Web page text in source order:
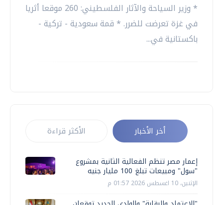
* وزير السياحة والآثار الفلسطيني: 260 موقعا أثريا
في غزة تعرضت للضرر. * قمة سعودية - تركية -
باكستانية في...
أخر الأخبار الأكثر قراءة
إعمار مصر تنظم الفعالية الثانية بمشروع
"سول" ومبيعات تبلغ 100 مليار جنيه
الإثنين، 10 اغسطس 2026 01:57 م